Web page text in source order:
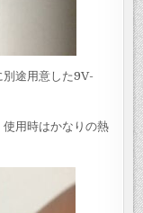
別途用意した9V-
用時はかなりの熱